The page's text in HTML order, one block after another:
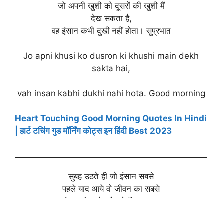
जो अपनी खुशी को दूसरों की खुशी मैं
देख सकता है,
वह इंसान कभी दुखी नहीं होता। सुप्रभात
Jo apni khusi ko dusron ki khushi main dekh
sakta hai,
vah insan kabhi dukhi nahi hota. Good morning
Heart Touching Good Morning Quotes In Hindi
| हार्ट टचिंग गुड मॉर्निंग कोट्स इन हिंदी Best 2023
सुबह उठते ही जो इंसान सबसे
पहले याद आये वो जीवन का सबसे